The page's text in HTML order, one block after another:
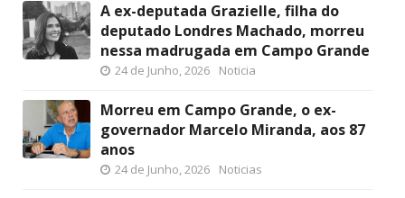
A ex-deputada Grazielle, filha do
deputado Londres Machado, morreu
nessa madrugada em Campo Grande
24 de Junho, 2026 Noticia
Morreu em Campo Grande, o ex-
governador Marcelo Miranda, aos 87
anos
24 de Junho, 2026 Noticias